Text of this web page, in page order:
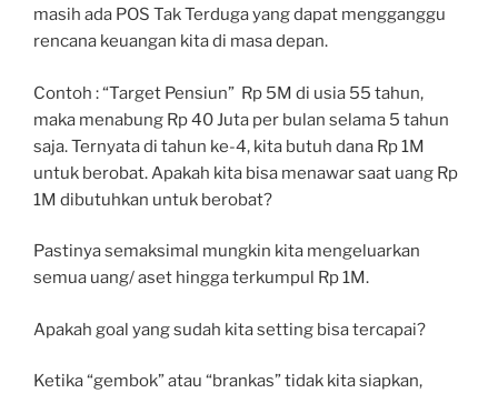
masih ada POS Tak Terduga yang dapat mengganggu
rencana keuangan kita di masa depan.
Contoh : “Target Pensiun” Rp 5M di usia 55 tahun,
maka menabung Rp 40 Juta per bulan selama 5 tahun
saja. Ternyata di tahun ke-4, kita butuh dana Rp 1M
untuk berobat. Apakah kita bisa menawar saat uang Rp
1M dibutuhkan untuk berobat?
Pastinya semaksimal mungkin kita mengeluarkan
semua uang/ aset hingga terkumpul Rp 1M.
Apakah goal yang sudah kita setting bisa tercapai?
Ketika “gembok” atau “brankas” tidak kita siapkan,